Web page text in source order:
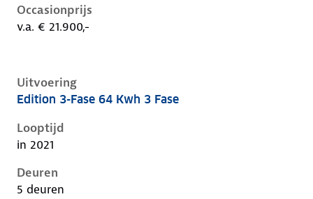
Occasionprijs
v.a. € 21.900,-
Uitvoering
Kia Niro i-de-1e-facelift, 64 kwh 3 fase, 150 kW,
Edition 3-Fase 64 Kwh 3 Fase
Looptijd
in 2021
Deuren
5 deuren